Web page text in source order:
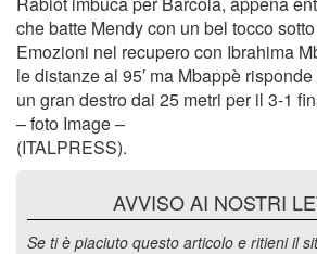
che batte Mendy con un bel tocco sotto
Emozioni nel recupero con Ibrahima
le distanze al 95′ ma Mbappè
un gran destro dai 25 metri per il 3-1
– foto Image –
(ITALPRESS).
AVVISO AI NOSTRI
Se ti è piaciuto questo articolo e ritieni il